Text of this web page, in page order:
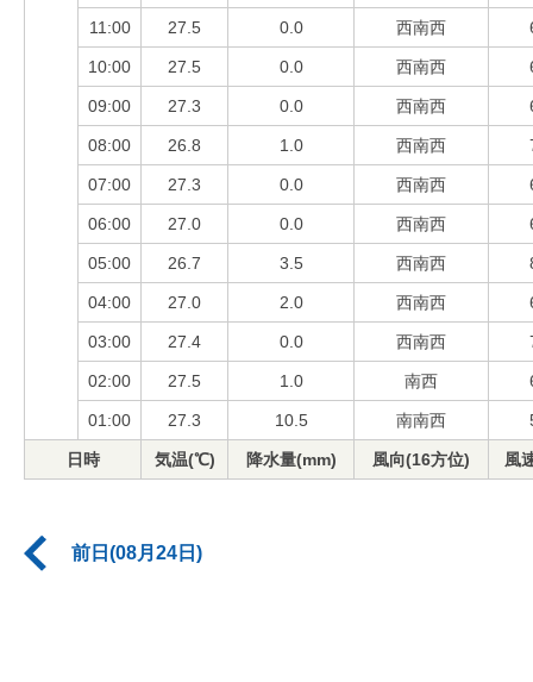
11:00 27.5 0.0 西南西
10:00 27.5 0.0 西南西
09:00 27.3 0.0 西南西
08:00 26.8 1.0 西南西
07:00 27.3 0.0 西南西
06:00 27.0 0.0 西南西
05:00 26.7 3.5 西南西
04:00 27.0 2.0 西南西
03:00 27.4 0.0 西南西
02:00 27.5 1.0 南西
01:00 27.3 10.5 南南西
日時 気温(℃) 降水量(mm) 風向(16方位) 風
前日(08月24日)